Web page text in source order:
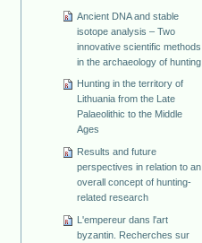
Ancient DNA and stable
isotope analysis – Two
innovative scientific methods
in the archaeology of hunting
Hunting in the territory of
Lithuania from the Late
Palaeolithic to the Middle
Ages
Results and future
perspectives in relation to an
overall concept of hunting-
related research
L'empereur dans l'art
byzantin. Recherches sur